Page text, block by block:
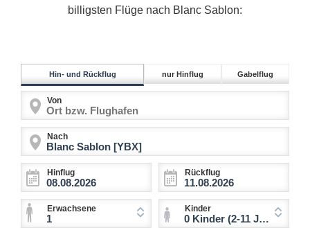
billigsten Flüge nach Blanc Sablon:
Hin- und Rückflug nur Hinflug Gabelflug
Von
Nach
Hinflug Rückflug
Erwachsene
1
Kinder
0 Kinder (2-11 Jahre)